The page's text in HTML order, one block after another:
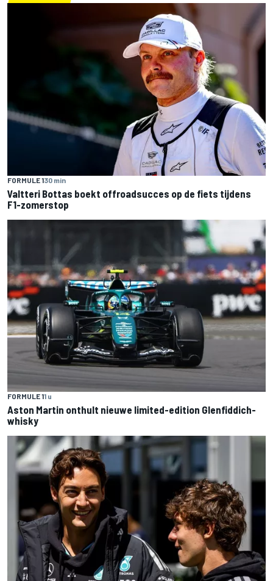
FORMULE 130 min
Valtteri Bottas boekt offroadsucces op de fiets tijdens
F1-zomerstop
FORMULE 11 u
Aston Martin onthult nieuwe limited-edition Glenfiddich-
whisky